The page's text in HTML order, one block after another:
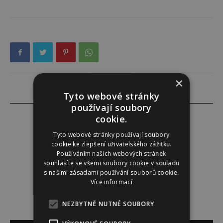
Redakce
Redakce magazínu Instinkt.
×
Tyto webové stránky
používají soubory
cookie.
Tyto webové stránky používají soubory
cookie ke zlepšení uživatelského zážitku.
Používáním našich webových stránek
souhlasíte se všemi soubory cookie v souladu
s našimi zásadami používání souborů cookie.
Více informací
NEZBYTNĚ NUTNÉ SOUBORY